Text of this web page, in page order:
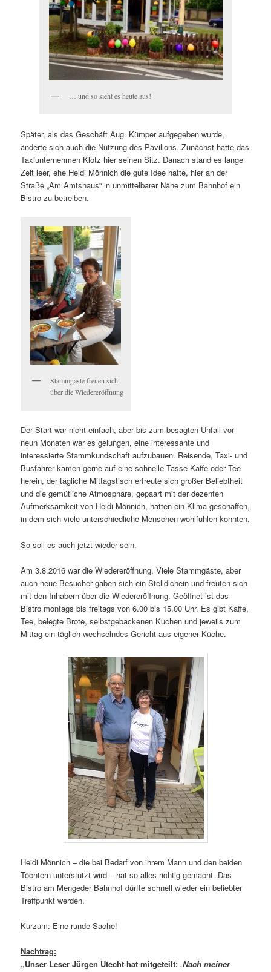
… und so sieht es heute aus!
Später, als das Geschäft Aug. Kümper aufgegeben wurde,
änderte sich auch die Nutzung des Pavillons. Zunächst hatte das
Taxiunternehmen Klotz hier seinen Sitz. Danach stand es lange
Zeit leer, ehe Heidi Mönnich die gute Idee hatte, hier an der
Straße „Am Amtshaus“ in unmittelbarer Nähe zum Bahnhof ein
Bistro zu betreiben.
Stammgäste freuen sich
über die Wiedereröffnung
Der Start war nicht einfach, aber bis zum besagten Unfall vor
neun Monaten war es gelungen, eine interessante und
interessierte Stammkundschaft aufzubauen. Reisende, Taxi- und
Busfahrer kamen gerne auf eine schnelle Tasse Kaffe oder Tee
herein, der tägliche Mittagstisch erfreute sich großer Beliebtheit
und die gemütliche Atmosphäre, gepaart mit der dezenten
Aufmerksamkeit von Heidi Mönnich, hatten ein Klima geschaffen,
in dem sich viele unterschiedliche Menschen wohlfühlen konnten.
So soll es auch jetzt wieder sein.
Am 3.8.2016 war die Wiedereröffnung. Viele Stammgäste, aber
auch neue Besucher gaben sich ein Stelldichein und freuten sich
mit den Inhabern über die Wiedereröffnung. Geöffnet ist das
Bistro montags bis freitags von 6.00 bis 15.00 Uhr. Es gibt Kaffe,
Tee, belegte Brote, selbstgebackenen Kuchen und jeweils zum
Mittag ein täglich wechselndes Gericht aus eigener Küche.
Heidi Mönnich – die bei Bedarf von ihrem Mann und den beiden
Töchtern unterstützt wird – hat so alles richtig gemacht. Das
Bistro am Mengeder Bahnhof dürfte schnell wieder ein beliebter
Treffpunkt werden.
Kurzum: Eine runde Sache!
Nachtrag:
„Unser Leser Jürgen Utecht hat mitgeteilt:‚Nach meiner